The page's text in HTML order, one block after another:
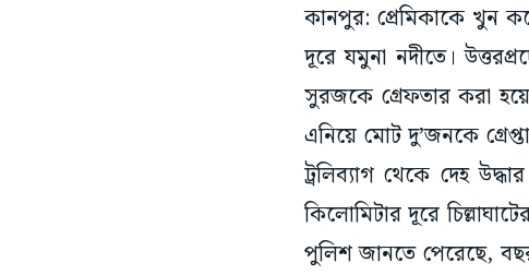
কানপুর: প্রেমিকাকে খুন
দূরে যমুনা নদীতে।
সুরজকে গ্রেফতার করা
এনিয়ে মোট দু’জনকে
ট্রলিব্যাগ থেকে দেহ
কিলোমিটার দূরে
পুলিশ জানতে পেরেছে,